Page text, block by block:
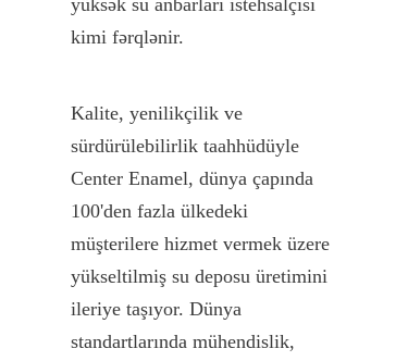
kimi fərqlənir.
Kalite, yenilikçilik ve
sürdürülebilirlik taahhüdüyle
Center Enamel, dünya çapında
100'den fazla ülkedeki
müşterilere hizmet vermek üzere
yükseltilmiş su deposu üretimini
ileriye taşıyor. Dünya
standartlarında mühendislik,